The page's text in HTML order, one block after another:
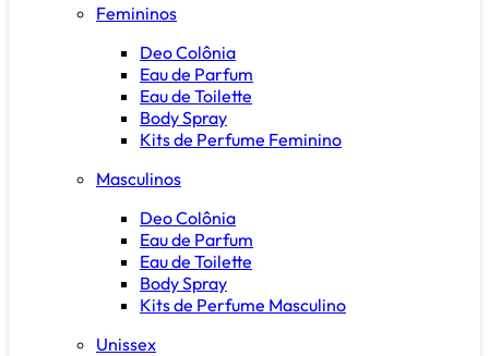
Femininos
Deo Colônia
Eau de Parfum
Eau de Toilette
Body Spray
Kits de Perfume Feminino
Masculinos
Deo Colônia
Eau de Parfum
Eau de Toilette
Body Spray
Kits de Perfume Masculino
Unissex